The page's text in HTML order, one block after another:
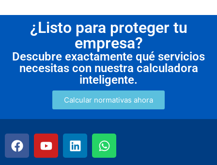
¿Listo para proteger tu
empresa?
Descubre exactamente qué servicios
necesitas con nuestra calculadora
inteligente.
Calcular normativas ahora